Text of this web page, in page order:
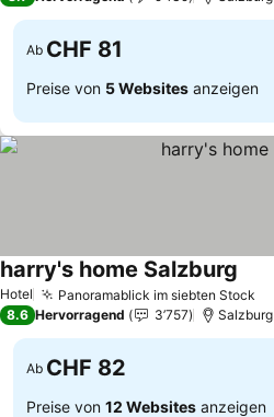
Ab CHF 81
Preise von 5 Websites anzeigen
Hotel Panoramablick im siebten Stock
harry's home Salzburg
8.6 Hervorragend 3’757 Salzburg
Ab CHF 82
Preise von 12 Websites anzeigen